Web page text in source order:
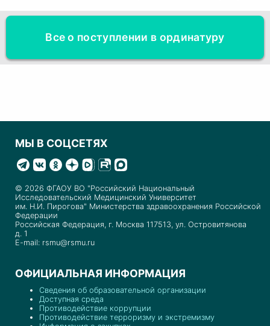
Все о поступлении в ординатуру
МЫ В СОЦСЕТЯХ
© 2026 ФГАОУ ВО "Российский Национальный
Исследовательский Медицинский Университет
им. Н.И. Пирогова" Министерства здравоохранения Российской
Федерации
Российская Федерация, г. Москва 117513, ул. Островитянова
д. 1
E-mail: rsmu@rsmu.ru
ОФИЦИАЛЬНАЯ ИНФОРМАЦИЯ
Сведения об образовательной организации
Доступная среда
Противодействие коррупции
Противодействие терроризму и экстремизму